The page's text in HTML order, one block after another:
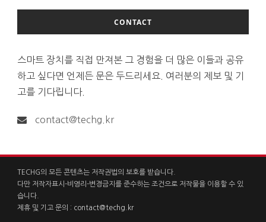
CONTACT
스마트 장치를 직접 만져본 그 경험을 더 많은 이들과 공유
하고 싶다면 언제든 문은 두드리세요. 여러분의 제보 및 기
고를 기다립니다.
contact@techg.kr
TECHG의 모든 콘텐츠는 저작권법의 보호를 받습니다.
다만 저작자표시-비영리-변경금지를 준수하는 조건으로 저작물을 이용할 수 있
습니다.
제휴 및 기고 문의 : contact@techg.kr